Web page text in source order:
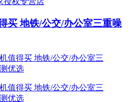
买 地铁/公交/办公室三重噪